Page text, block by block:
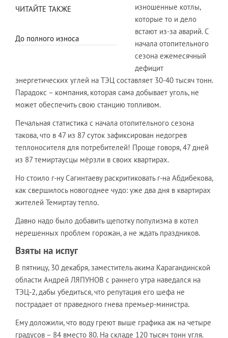
ЧИТАЙТЕ ТАКЖЕ
До полного износа
изношенные котлы,
которые то и дело
встают из-за аварий. С
начала отопительного
сезона ежемесячный
дефицит
энергетических углей на ТЭЦ составляет 30-40 тысяч тонн.
Парадокс – компания, которая сама добывает уголь, не
может обеспечить свою станцию топливом.
Печальная статистика с начала отопительного сезона
такова, что в 47 из 87 суток зафиксирован недогрев
теплоносителя для потребителей! Проще говоря, 47 дней
из 87 темиртаусцы мёрзли в своих квартирах.
Но стоило г-ну Сагинтаеву раскритиковать г-на Абдибекова,
как свершилось новогоднее чудо: уже два дня в квартирах
жителей Темиртау тепло.
Давно надо было добавить щепотку популизма в котел
нерешенных проблем горожан, а не ждать праздников.
Взяты на испуг
В пятницу, 30 декабря, заместитель акима Карагандинской
области Андрей ЛЯПУНОВ с раннего утра наведался на
ТЭЦ-2, дабы убедиться, что репутация его шефа не
пострадает от праведного гнева премьер-министра.
Ему доложили, что воду греют выше графика аж на четыре
градусов – 84 вместо 80. На складе 120 тысяч тонн угля.